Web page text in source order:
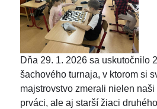
Dňa 29. 1. 2026 sa uskutočnilo
šachového turnaja, v ktorom si
majstrovstvo zmerali nielen
prváci, ale aj starší žiaci